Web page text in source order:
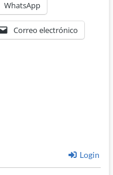
WhatsApp
Correo electrónico
Login